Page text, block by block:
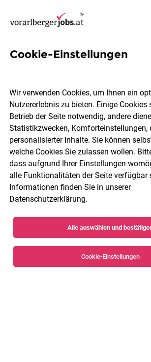
Technische:n
illwerke vkw AG
Vandans Vollzeit Teilzeit
Cookie-Einstellungen
Wir verwenden Cookies, um Ihnen ein
Nutzererlebnis zu bieten. Einige Cookies
Betrieb der Seite notwendig, andere
Statistikzwecken, Komforteinstellungen,
personalisierter Inhalte. Sie können
welche Cookies Sie zulassen wollen.
dass aufgrund Ihrer Einstellungen
alle Funktionalitäten der Seite verfügbar
Informationen finden Sie in unserer
Datenschutzerklärung.
Alle auswählen und
Cookie-Einstellungen